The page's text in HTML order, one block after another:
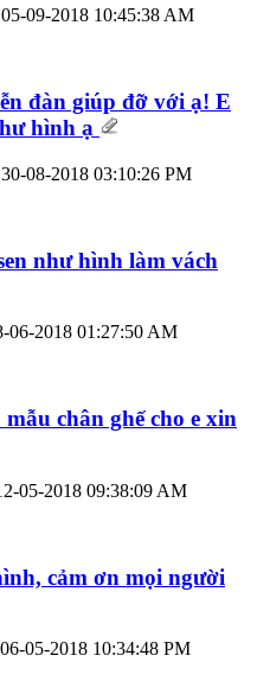
05-09-2018 10:45:38 AM
đàn giúp đỡ với ạ! E
hình ạ
30-08-2018 03:10:26 PM
như hình làm vách
06-2018 01:27:50 AM
chân ghế cho e xin
05-2018 09:38:09 AM
cảm ơn mọi người
06-05-2018 10:34:48 PM